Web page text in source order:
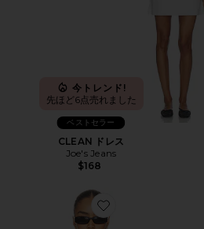
今トレンド!
先ほど6点売れました
ベストセラー
CLEAN ドレス
Joe's Jeans
$168
Favorite ADINE Tシャツ